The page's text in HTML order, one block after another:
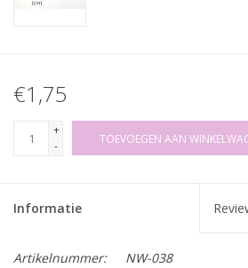
€1,75
+
-
TOEVOEGEN AAN
Informatie
Artikelnummer:
NW-038